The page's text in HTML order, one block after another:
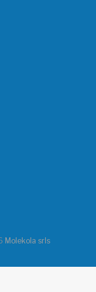
Molekola srls